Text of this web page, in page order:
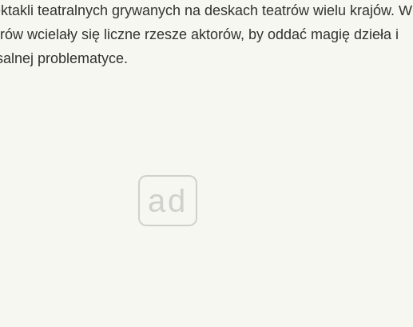
teatralnych grywanych na deskach teatrów wielu krajów. W
wcielały się liczne rzesze aktorów, by oddać magię dzieła i
problematyce.
ad